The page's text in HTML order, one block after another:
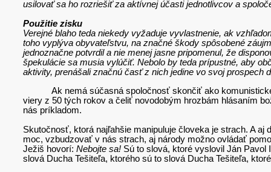
usilovať sa ho rozriešiť za aktívnej účasti jednotlivcov a
Použitie zisku
Verejné blaho teda niekedy vyžaduje vyvlastnenie, ak
toho vyplýva obyvateľstvu, na značné škody spôsobené
jednoznačne potvrdil a nie menej jasne pripomenul, že
špekulácie sa musia vylúčiť. Nebolo by teda prípustné, aby
aktivity, prenášali značnú časť z nich jedine vo svoj prospech
Ak nemá súčasná spoločnosť skončiť ako komunistické
viery z 50 tých rokov a čeliť novodobým hrozbám hlásaním
nás príkladom.
Skutočnosť, ktorá najľahšie manipuluje človeka je strach. A
moc, vzbudzovať v nás strach, aj národy možno ovládať
Ježiš hovorí: Nebojte sa! Sú to slová, ktoré vyslovil Ján Pavol
slová Ducha Tešiteľa, ktorého sú to slová Ducha Tešiteľa,